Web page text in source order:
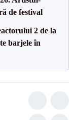
de festival
2 de la
barjele în